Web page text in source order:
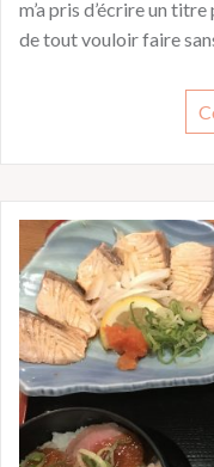
m’a pris d’écrire un
de tout vouloir faire